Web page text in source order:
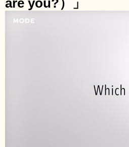
are you?）」